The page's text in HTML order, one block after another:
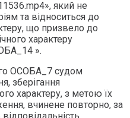
який не
та відноситься до
що призвело до
характеру
».
ОСОБА_7 судом
зберігання
характеру, з метою їх
вчинене повторно, за